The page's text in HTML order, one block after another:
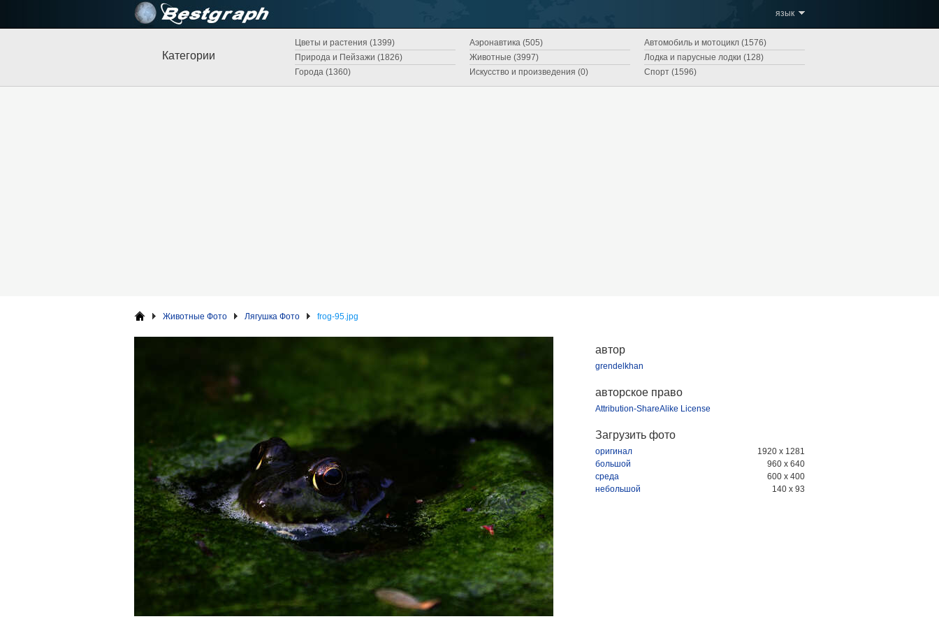
язык
Категории
Автомобиль и мотоцикл (1576)
Аэронавтика (505)
Цветы и растения (1399)
Лодка и парусные лодки (128)
Животные (3997)
Природа и Пейзажи (1826)
Спорт (1596)
Искусство и произведения (0)
Города (1360)
Животные Фото Лягушка Фото frog-95.jpg
автор
grendelkhan
авторское право
Attribution-ShareAlike License
Загрузить фото
оригинал
1920 x 1281
большой
960 x 640
среда
600 x 400
небольшой
140 x 93